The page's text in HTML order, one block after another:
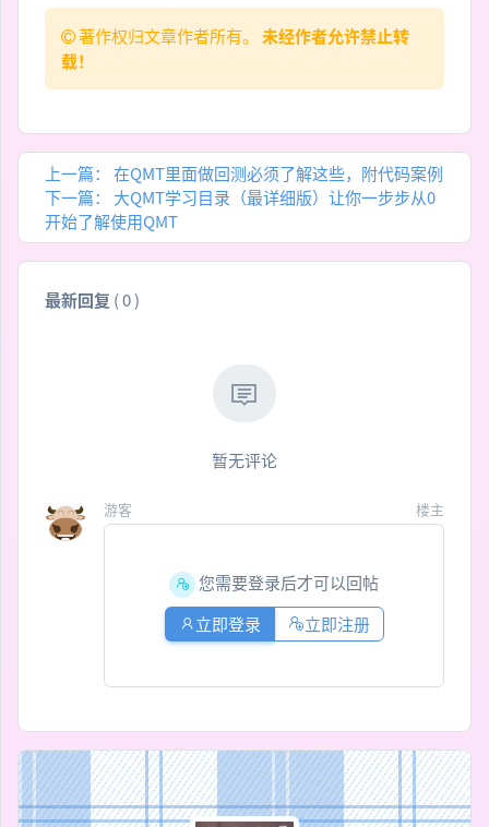
著作权归文章作者所有。 未经作者允许禁止转
载！
上一篇：
在QMT里面做回测必须了解这些，附代码案例
下一篇：
大QMT学习目录（最详细版）让你一步步从0
开始了解使用QMT
最新回复 (0)
暂无评论
游客 楼主
您需要登录后才可以回帖
立即登录
立即注册